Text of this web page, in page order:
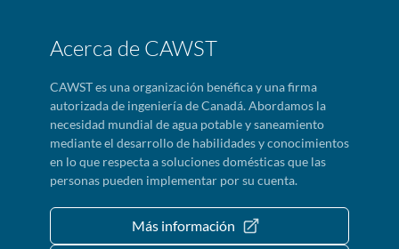
Acerca de CAWST
CAWST es una organización benéfica y una firma
autorizada de ingeniería de Canadá. Abordamos la
necesidad mundial de agua potable y saneamiento
mediante el desarrollo de habilidades y conocimientos
en lo que respecta a soluciones domésticas que las
personas pueden implementar por su cuenta.
Más información